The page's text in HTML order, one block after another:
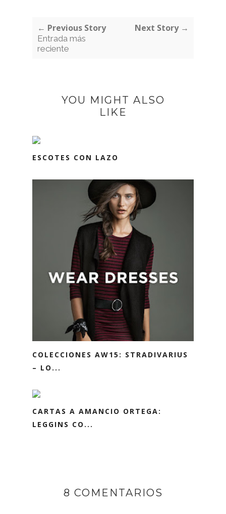
← Previous Story
Entrada más
reciente
Next Story →
YOU MIGHT ALSO
LIKE
ESCOTES CON LAZO
COLECCIONES AW15: STRADIVARIUS
– LO...
CARTAS A AMANCIO ORTEGA:
LEGGINS CO...
8 COMENTARIOS